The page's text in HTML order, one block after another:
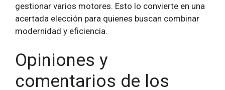
gestionar varios motores. Esto lo convierte en una
acertada elección para quienes buscan combinar
modernidad y eficiencia.
Opiniones y
comentarios de los